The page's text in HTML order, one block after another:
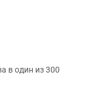
в один из 300